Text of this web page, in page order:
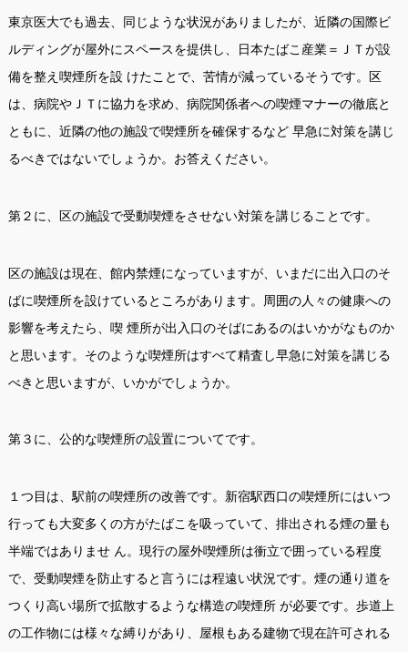
東京医大でも過去、同じような状況がありましたが、近隣の国際ビ
ルディングが屋外にスペースを提供し、日本たばこ産業＝ＪＴが設
備を整え喫煙所を設 けたことで、苦情が減っているそうです。区
は、病院やＪＴに協力を求め、病院関係者への喫煙マナーの徹底と
ともに、近隣の他の施設で喫煙所を確保するなど 早急に対策を講じ
るべきではないでしょうか。お答えください。
第２に、区の施設で受動喫煙をさせない対策を講じることです。
区の施設は現在、館内禁煙になっていますが、いまだに出入口のそ
ばに喫煙所を設けているところがあります。周囲の人々の健康への
影響を考えたら、喫 煙所が出入口のそばにあるのはいかがなものか
と思います。そのような喫煙所はすべて精査し早急に対策を講じる
べきと思いますが、いかがでしょうか。
第３に、公的な喫煙所の設置についてです。
１つ目は、駅前の喫煙所の改善です。新宿駅西口の喫煙所にはいつ
行っても大変多くの方がたばこを吸っていて、排出される煙の量も
半端ではありませ ん。現行の屋外喫煙所は衝立で囲っている程度
で、受動喫煙を防止すると言うには程遠い状況です。煙の通り道を
つくり高い場所で拡散するような構造の喫煙所 が必要です。歩道上
の工作物には様々な縛りがあり、屋根もある建物で現在許可される